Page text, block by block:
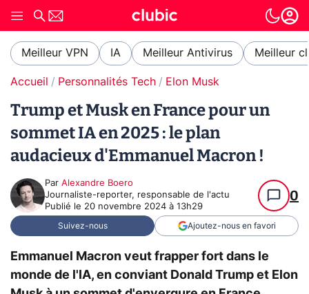
Meilleur VPN IA Meilleur Antivirus Meilleur
Accueil Personnalités Tech Elon Musk
Trump et Musk en France pour un
sommet IA en 2025 : le plan
audacieux d'Emmanuel Macron !
Par Alexandre Boero
Journaliste-reporter, responsable de l'actu
Publié le 20 novembre 2024 à 13h29
0
Suivez-nous Ajoutez-nous en favori
Emmanuel Macron veut frapper fort dans le
monde de l'IA, en conviant Donald Trump et Elon